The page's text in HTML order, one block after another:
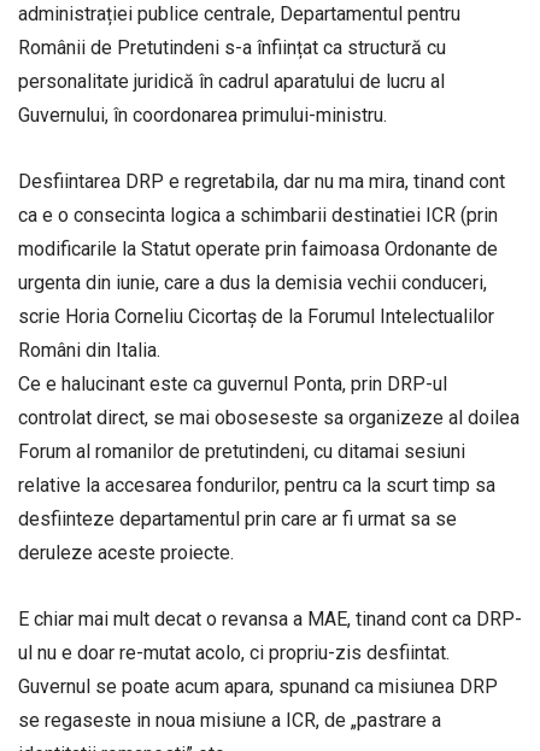
administrației publice centrale, Departamentul pentru
Românii de Pretutindeni s-a înființat ca structură cu
personalitate juridică în cadrul aparatului de lucru al
Guvernului, în coordonarea primului-ministru.
Desfiintarea DRP e regretabila, dar nu ma mira, tinand cont
ca e o consecinta logica a schimbarii destinatiei ICR (prin
modificarile la Statut operate prin faimoasa Ordonante de
urgenta din iunie, care a dus la demisia vechii conduceri,
scrie Horia Corneliu Cicortaș de la Forumul Intelectualilor
Români din Italia.
Ce e halucinant este ca guvernul Ponta, prin DRP-ul
controlat direct, se mai oboseseste sa organizeze al doilea
Forum al romanilor de pretutindeni, cu ditamai sesiuni
relative la accesarea fondurilor, pentru ca la scurt timp sa
desfiinteze departamentul prin care ar fi urmat sa se
deruleze aceste proiecte.
E chiar mai mult decat o revansa a MAE, tinand cont ca DRP-
ul nu e doar re-mutat acolo, ci propriu-zis desfiintat.
Guvernul se poate acum apara, spunand ca misiunea DRP
se regaseste in noua misiune a ICR, de „pastrare a